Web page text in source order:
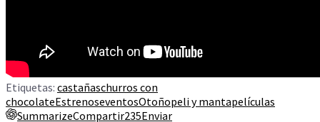
Etiquetas: castañaschurros con
chocolateEstrenoseventosOtoñopeli y mantapelículas
SummarizeCompartir235Enviar